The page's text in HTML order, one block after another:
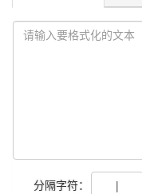
分隔字符：